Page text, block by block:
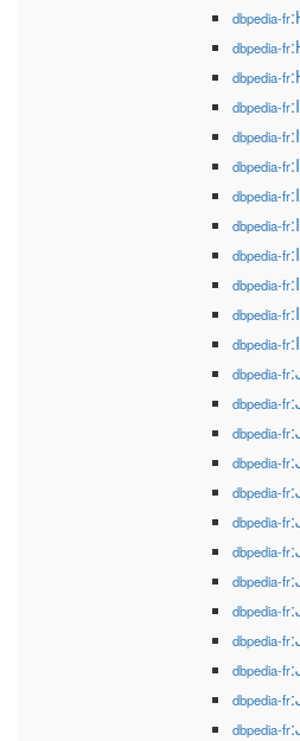
dbpedia-fr
dbpedia-fr
dbpedia-fr
dbpedia-fr
dbpedia-fr
dbpedia-fr
dbpedia-fr
dbpedia-fr
dbpedia-fr
dbpedia-fr
dbpedia-fr
dbpedia-fr
dbpedia-fr
dbpedia-fr
dbpedia-fr
dbpedia-fr
dbpedia-fr
dbpedia-fr
dbpedia-fr
dbpedia-fr
dbpedia-fr
dbpedia-fr
dbpedia-fr
dbpedia-fr
dbpedia-fr